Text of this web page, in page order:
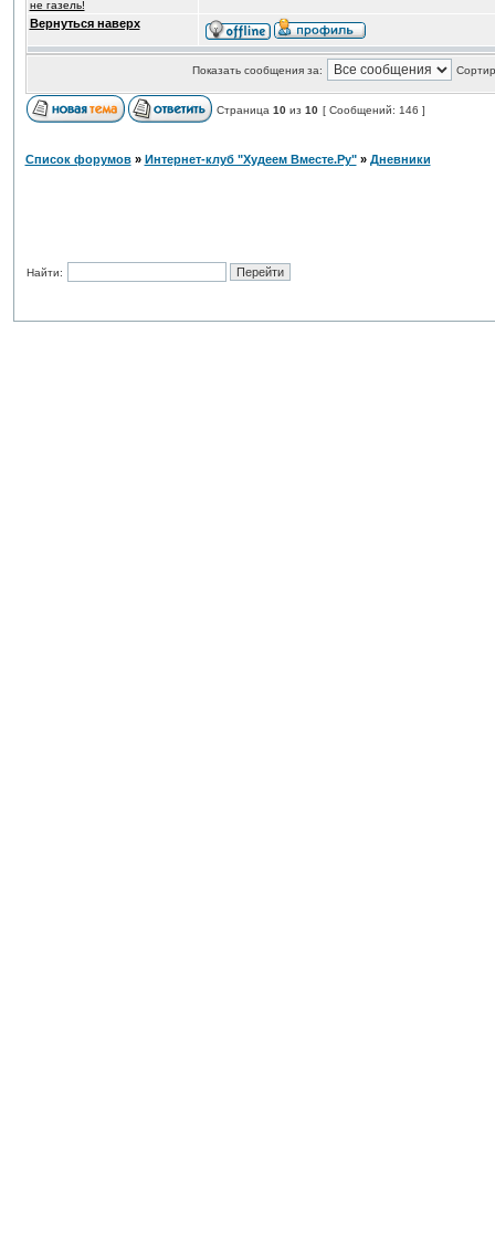
не газель!
Вернуться наверх
Показать сообщения за:
Страница 10из 10 [ Сообщений: 146 ]
Список форумов» Интернет-клуб "Худеем Вместе.Ру"» Дневники
Найти: